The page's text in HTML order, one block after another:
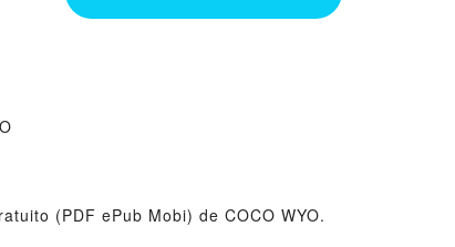
(PDF ePub Mobi) de COCO WYO.